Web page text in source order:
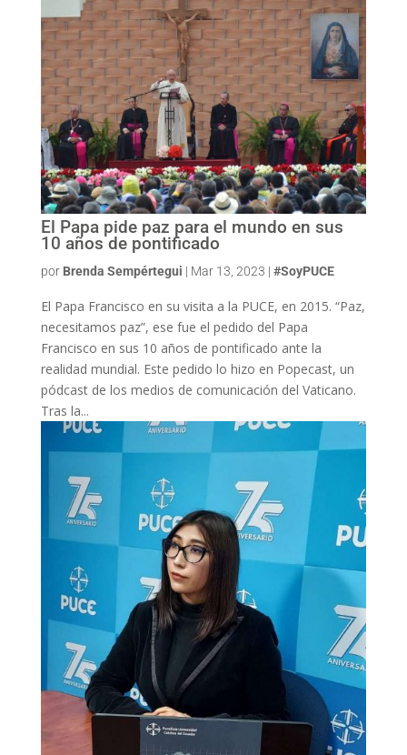
El Papa pide paz para el mundo en sus
10 años de pontificado
por Brenda Sempértegui | Mar 13, 2023 | #SoyPUCE
El Papa Francisco en su visita a la PUCE, en 2015. “Paz,
necesitamos paz”, ese fue el pedido del Papa
Francisco en sus 10 años de pontificado ante la
realidad mundial. Este pedido lo hizo en Popecast, un
pódcast de los medios de comunicación del Vaticano.
Tras la...